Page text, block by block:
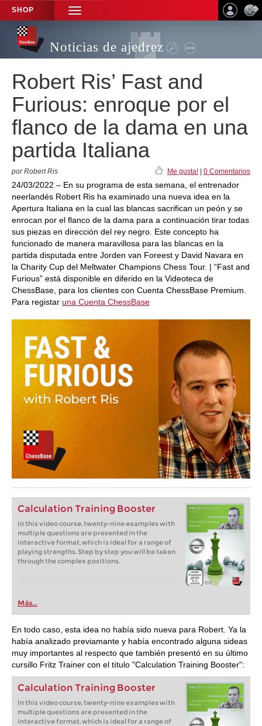
SHOP
TOGGLE
NAVIGATION
Noticias de ajedrez
Robert Ris’ Fast and
Furious: enroque por el
flanco de la dama en una
partida Italiana
por Robert Ris Me gusta! 0 Comentarios
24/03/2022 – En su programa de esta semana, el entrenador
neerlandés Robert Ris ha examinado una nueva idea en la
Apertura Italiana en la cual las blancas sacrifican un peón y se
enrocan por el flanco de la dama para a continuación tirar todas
sus piezas en dirección del rey negro. Este concepto ha
funcionado de manera maravillosa para las blancas en la
partida disputada entre Jorden van Foreest y David Navara en
la Charity Cup del Meltwater Champions Chess Tour. | “Fast and
Furious” está disponible en diferido en la Videoteca de
ChessBase, para los clientes con Cuenta ChessBase Premium.
Para registar una Cuenta ChessBase
Calculation Training Booster
In this video course, twenty-nine examples with
multiple questions are presented in the
interactive format, which is ideal for a range of
playing strengths. Step by step you will be taken
through the complex positions.
Más...
En todo caso, esta idea no había sido nueva para Robert. Ya la
había analizado previamante y había encontrado alguna sideas
muy importantes al respecto que también presentó en su último
cursillo Fritz Trainer con el título "Calculation Training Booster":
Calculation Training Booster
In this video course, twenty-nine examples with
multiple questions are presented in the
interactive format, which is ideal for a range of